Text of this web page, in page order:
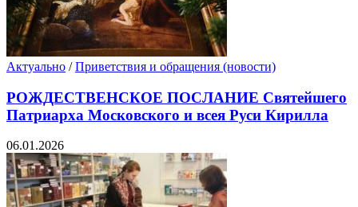
Актуально /Приветствия и обращения (новости)
РОЖДЕСТВЕНСКОЕ ПОСЛАНИЕ Святейшего
Патриарха Московского и всея Руси Кирилла
06.01.2026